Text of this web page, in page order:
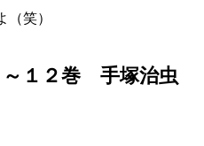
笑）
１２巻 手塚治虫